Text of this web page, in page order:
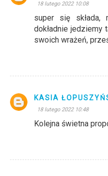
18 lutego 2022 10:08
super się
dokładnie jedziemy
swoich wrażeń,
KASIA
18 lutego 2022 10:48
Kolejna świetna